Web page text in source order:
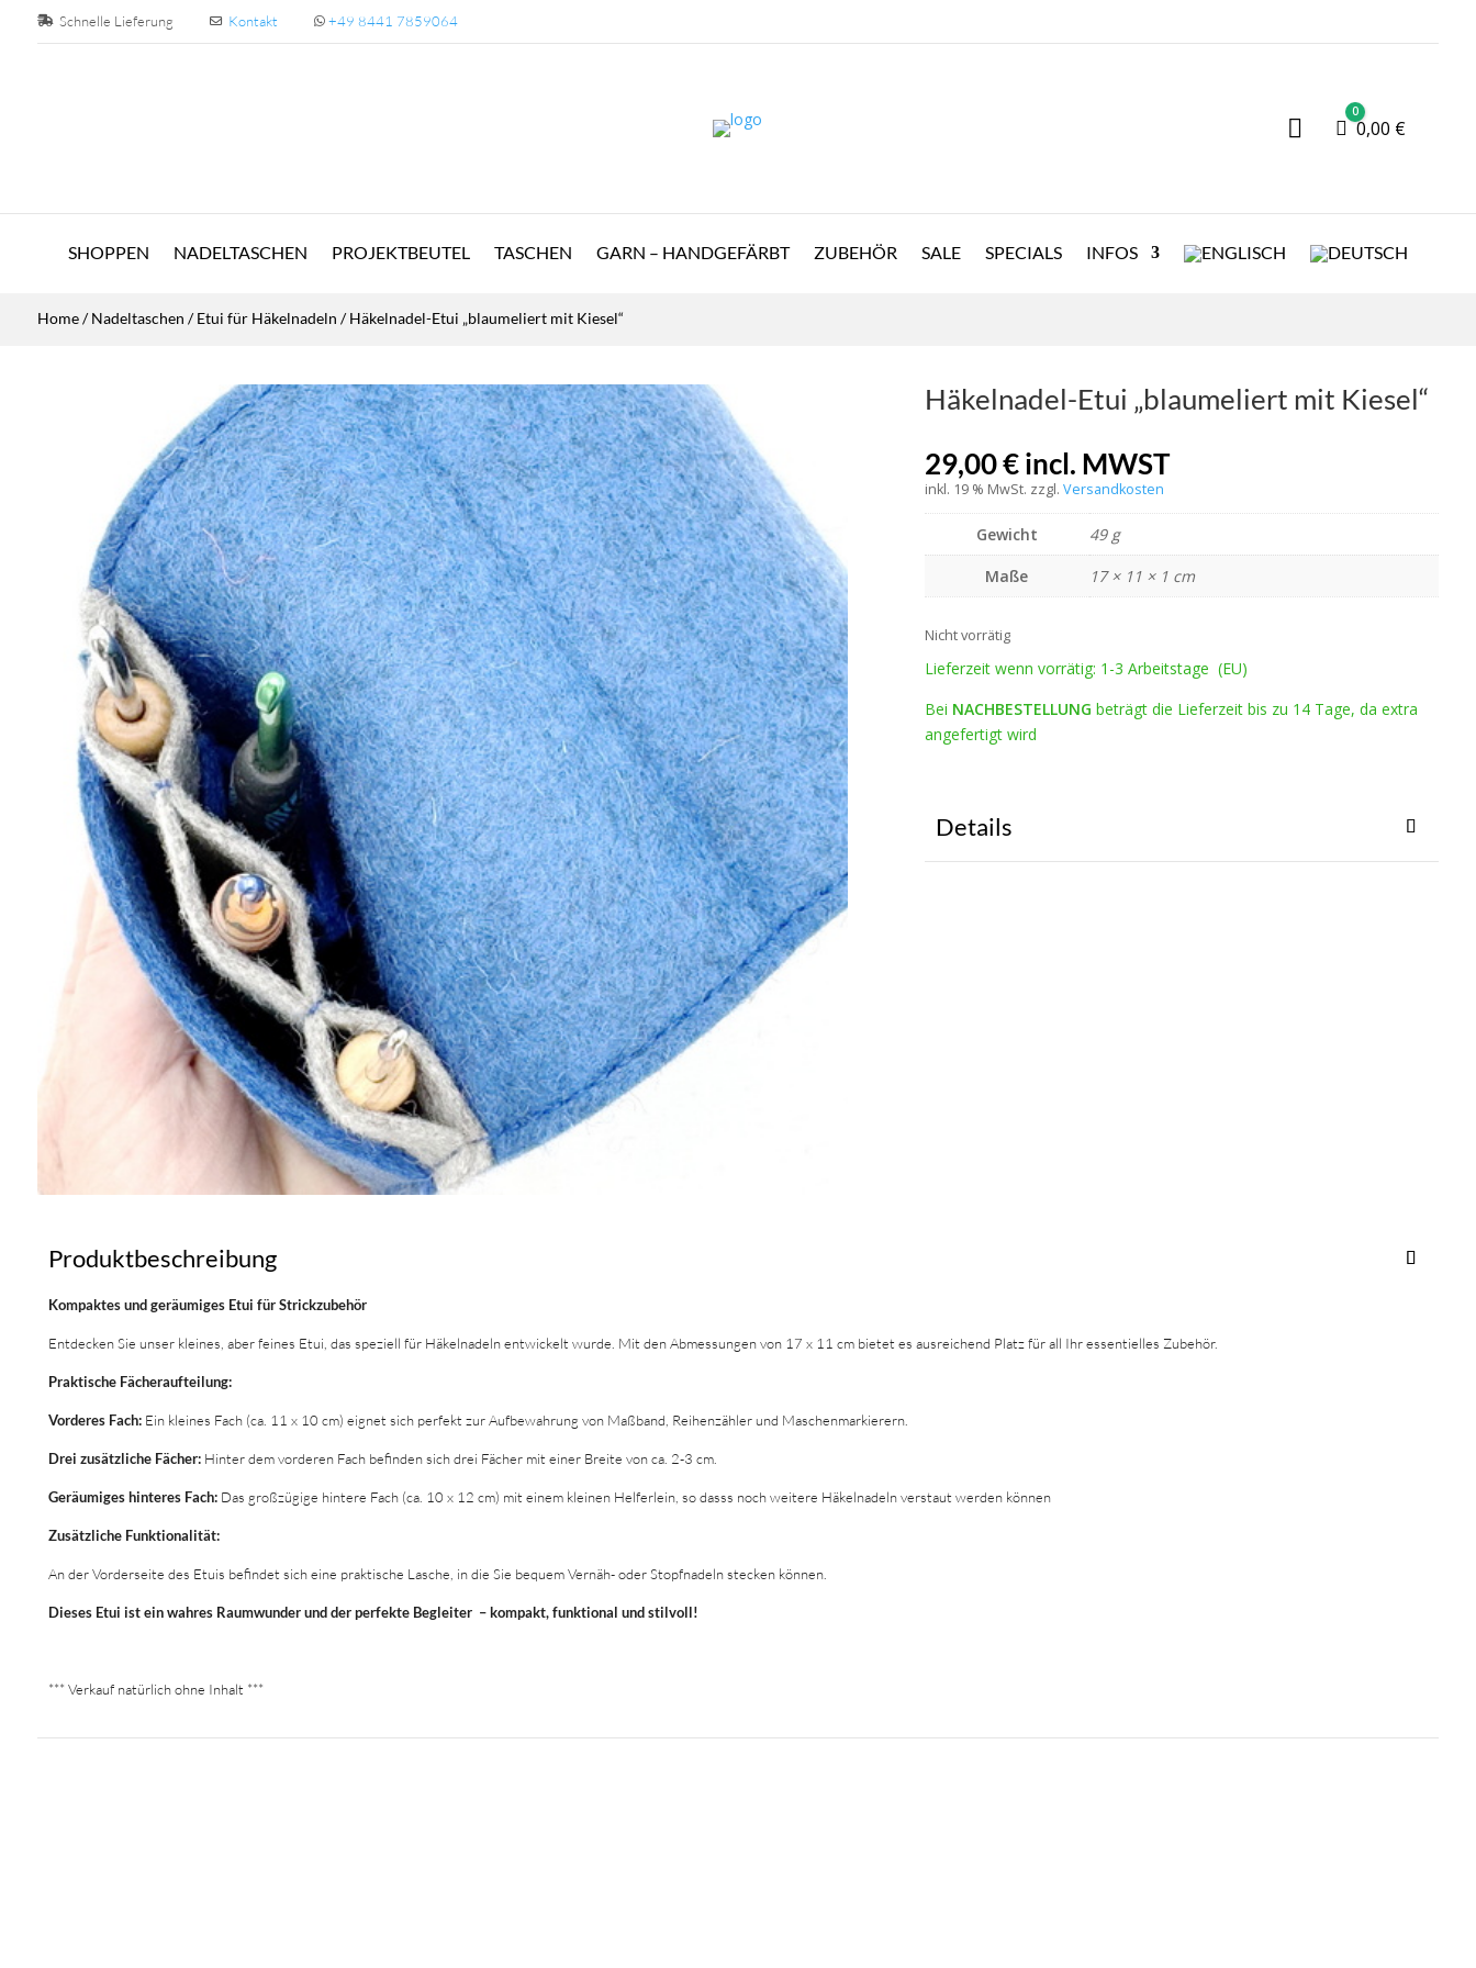
Schnelle Lieferung Kontakt +49 8441 7859064
 Warenkorb
0
0,00 €
SHOPPEN NADELTASCHEN PROJEKTBEUTEL TASCHEN GARN – HANDGEFÄRBT ZUBEHÖR SALE SPECIALS INFOS
Home/Nadeltaschen /Etui für Häkelnadeln / Häkelnadel-Etui „blaumeliert mit Kiesel“
Häkelnadel-Etui „blaumeliert mit Kiesel“
29,00€incl. MWST
inkl. 19 % MwSt. zzgl. Versandkosten
Gewicht
49 g
Maße
17 × 11 × 1 cm
Nicht vorrätig
Lieferzeit wenn vorrätig: 1-3 Arbeitstage (EU)
Bei NACHBESTELLUNG beträgt die Lieferzeit bis zu 14 Tage, da extra
angefertigt wird
Details
Produktbeschreibung
Kompaktes und geräumiges Etui für Strickzubehör
Entdecken Sie unser kleines, aber feines Etui, das speziell für Häkelnadeln entwickelt wurde. Mit den Abmessungen von 17 x 11 cm bietet es ausreichend Platz für all Ihr essentielles Zubehör.
Praktische Fächeraufteilung:
Vorderes Fach:Ein kleines Fach (ca. 11 x 10 cm) eignet sich perfekt zur Aufbewahrung von Maßband, Reihenzähler und Maschenmarkierern.
Drei zusätzliche Fächer:Hinter dem vorderen Fach befinden sich drei Fächer mit einer Breite von ca. 2-3 cm.
Geräumiges hinteres Fach:Das großzügige hintere Fach (ca. 10 x 12 cm) mit einem kleinen Helferlein, so dasss noch weitere Häkelnadeln verstaut werden können
Zusätzliche Funktionalität:
An der Vorderseite des Etuis befindet sich eine praktische Lasche, in die Sie bequem Vernäh- oder Stopfnadeln stecken können.
Dieses Etui ist ein wahres Raumwunder und der perfekte Begleiter – kompakt, funktional und stilvoll!
*** Verkauf natürlich ohne Inhalt ***